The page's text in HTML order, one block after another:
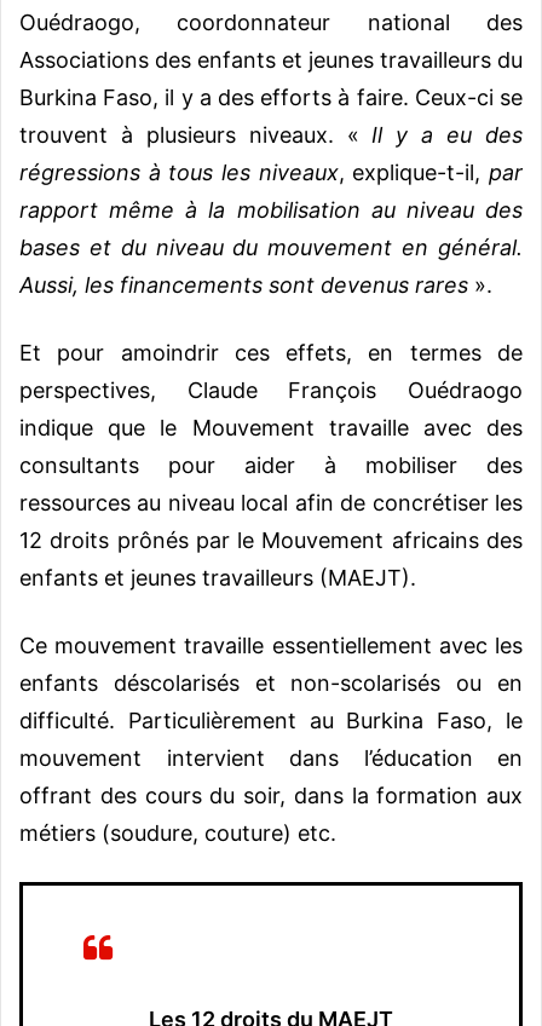
Ouédraogo, coordonnateur national des
Associations des enfants et jeunes travailleurs du
Burkina Faso, il y a des efforts à faire. Ceux-ci se
trouvent à plusieurs niveaux. «Il y a eu des
régressions à tous les niveaux, explique-t-il,par
rapport même à la mobilisation au niveau des
bases et du niveau du mouvement en général.
Aussi, les financements sont devenus rares ».
Et pour amoindrir ces effets, en termes de
perspectives, Claude François Ouédraogo
indique que le Mouvement travaille avec des
consultants pour aider à mobiliser des
ressources au niveau local afin de concrétiser les
12 droits prônés par le Mouvement africains des
enfants et jeunes travailleurs (MAEJT).
Ce mouvement travaille essentiellement avec les
enfants déscolarisés et non-scolarisés ou en
difficulté. Particulièrement au Burkina Faso, le
mouvement intervient dans l’éducation en
offrant des cours du soir, dans la formation aux
métiers (soudure, couture) etc.
Les 12 droits du MAEJT